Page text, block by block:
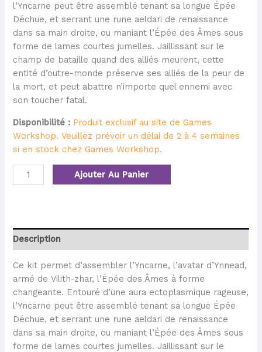
l’Yncarne peut être assemblé tenant sa longue Épée
Déchue, et serrant une rune aeldari de renaissance
dans sa main droite, ou maniant l’Épée des Âmes sous
forme de lames courtes jumelles. Jaillissant sur le
champ de bataille quand des alliés meurent, cette
entité d’outre-monde préserve ses alliés de la peur de
la mort, et peut abattre n’importe quel ennemi avec
son toucher fatal.
Disponibilité : Produit exclusif au site de Games
Workshop. Veuillez prévoir un délai de 2 à 4 semaines
si en stock chez Games Workshop.
Ajouter Au Panier
Description
Ce kit permet d’assembler l’Yncarne, l’avatar d’Ynnead,
armé de Vilith-zhar, l’Épée des Âmes à forme
changeante. Entouré d’une aura ectoplasmique rageuse,
l’Yncarne peut être assemblé tenant sa longue Épée
Déchue, et serrant une rune aeldari de renaissance
dans sa main droite, ou maniant l’Épée des Âmes sous
forme de lames courtes jumelles. Jaillissant sur le